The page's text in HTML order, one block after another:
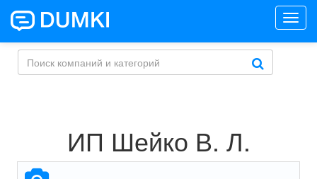
ИП Шейко В. Л.